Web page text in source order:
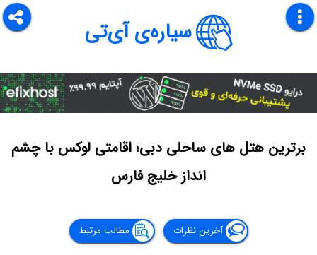
سیاره‌ی آی‌تی
برترین هتل‌ های ساحلی دبی؛ اقامتی لوکس با چشم
‌انداز خلیج فارس
آخرین نظرات مطالب مرتبط